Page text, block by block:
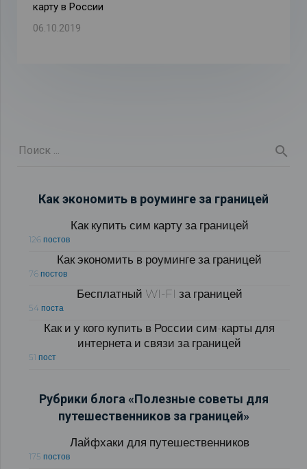
карту в России
06.10.2019
Как экономить в роуминге за границей
Как купить сим карту за границей
126 постов
Как экономить в роуминге за границей
76 постов
Бесплатный WI-FI за границей
54 поста
Как и у кого купить в России сим-карты для
интернета и связи за границей
51 пост
Рубрики блога «Полезные советы для
путешественников за границей»
Лайфхаки для путешественников
175 постов